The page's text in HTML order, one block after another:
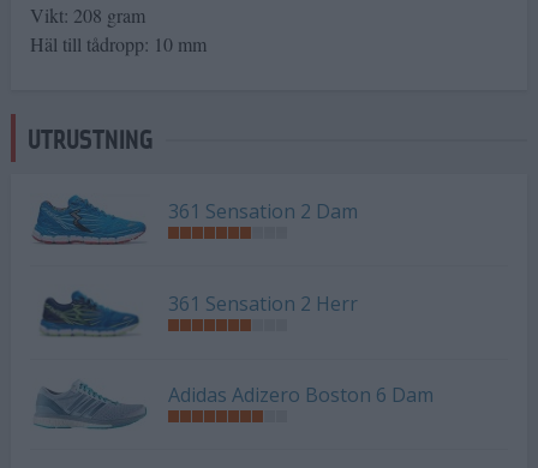
Vikt: 208 gram
Häl till tådropp: 10 mm
UTRUSTNING
361 Sensation 2 Dam
361 Sensation 2 Herr
Adidas Adizero Boston 6 Dam